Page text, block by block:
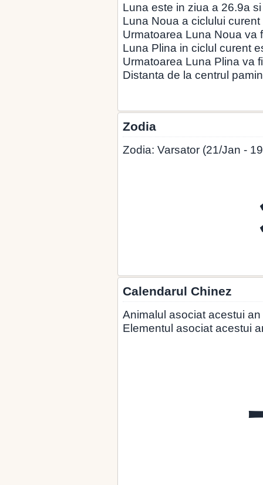
Luna este in ziua a 26.9a
Luna Noua a ciclului
Urmatoarea Luna Noua va
Luna Plina in ciclul curent
Urmatoarea Luna Plina va
Distanta de la centrul
Zodia
Zodia: Varsator (21/Jan -
Calendarul Chinez
Animalul asociat acestui
Elementul asociat acestui